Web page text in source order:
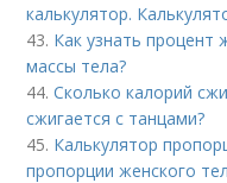
калькулятор.
43. Как узнать процент
массы тела?
44.Сколько калорий
сжигается с танцами?
45. Калькулятор
пропорции женского